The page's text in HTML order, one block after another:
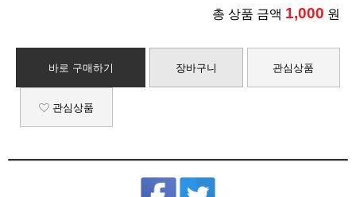
총 상품 금액 1,000 원
바로 구매하기 장바구니 관심상품
관심상품